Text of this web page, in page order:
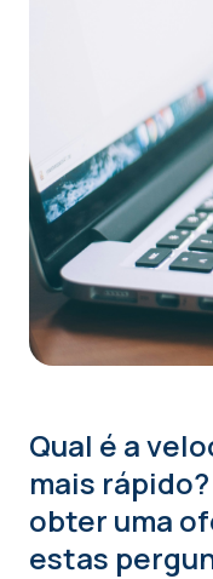
Qual é a
mais
obter uma
estas